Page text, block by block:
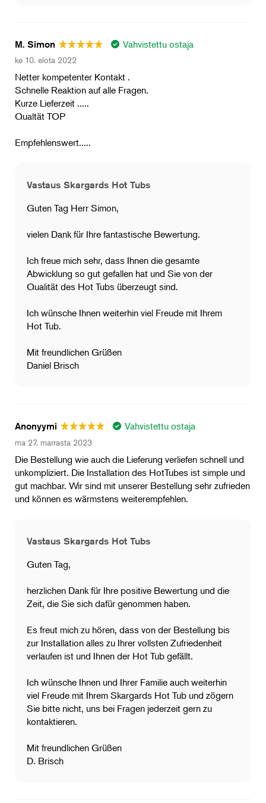
M. Simon Vahvistettu ostaja
ke 10. elota 2022
Netter kompetenter Kontakt .
Schnelle Reaktion auf alle Fragen.
Kurze Lieferzeit .....
Qualtät TOP
Empfehlenswert.....
Vastaus Skargards Hot Tubs
Guten Tag Herr Simon,
vielen Dank für Ihre fantastische Bewertung.
Ich freue mich sehr, dass Ihnen die gesamte
Abwicklung so gut gefallen hat und Sie von der
Qualität des Hot Tubs überzeugt sind.
Ich wünsche Ihnen weiterhin viel Freude mit Ihrem
Hot Tub.
Mit freundlichen Grüßen
Daniel Brisch
Anonyymi Vahvistettu ostaja
ma 27. marrasta 2023
Die Bestellung wie auch die Lieferung verliefen schnell und
unkompliziert. Die Installation des HotTubes ist simple und
gut machbar. Wir sind mit unserer Bestellung sehr zufrieden
und können es wärmstens weiterempfehlen.
Vastaus Skargards Hot Tubs
Guten Tag,
​herzlichen Dank für Ihre positive Bewertung und die
Zeit, die Sie sich dafür genommen haben.
​Es freut mich zu hören, dass von der Bestellung bis
zur Installation alles zu Ihrer vollsten Zufriedenheit
verlaufen ist und Ihnen der Hot Tub gefällt.
Ich wünsche Ihnen und Ihrer Familie auch weiterhin
viel Freude mit Ihrem Skargards Hot Tub und zögern
Sie bitte nicht, uns bei Fragen jederzeit gern zu
kontaktieren.
Mit freundlichen Grüßen
D. Brisch